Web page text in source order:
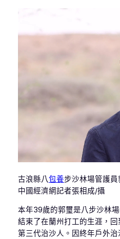
古浪縣八包養步沙林場管護
中國經濟網記者張相成/攝
本年39歲的郭璽是八步沙林
結束了在蘭州打工的生涯，
第三代治沙人。因終年戶外